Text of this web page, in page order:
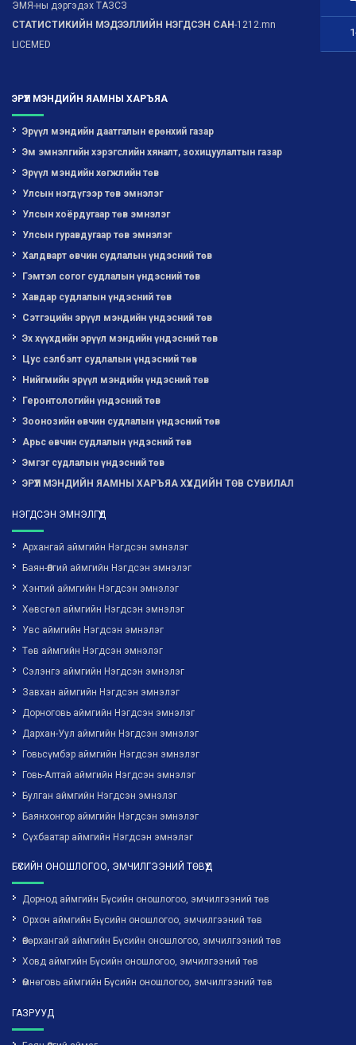
ЭМЯ-ны дэргэдэх ТАЗСЗ
СТАТИСТИКИЙН МЭДЭЭЛЛИЙН НЭГДСЭН САН-1212.mn
LICEMED
ЭРҮҮЛ МЭНДИЙН ЯАМНЫ ХАРЪЯА
Эрүүл мэндийн даатгалын ерөнхий газар
Эм эмнэлгийн хэрэгслийн хяналт, зохицуулалтын газар
Эрүүл мэндийн хөгжлийн төв
Улсын нэгдүгээр төв эмнэлэг
Улсын хоёрдугаар төв эмнэлэг
Улсын гуравдугаар төв эмнэлэг
Халдварт өвчин судлалын үндэсний төв
Гэмтэл согог судлалын үндэсний төв
Хавдар судлалын үндэсний төв
Сэтгэцийн эрүүл мэндийн үндэсний төв
Эх хүүхдийн эрүүл мэндийн үндэсний төв
Цус сэлбэлт судлалын үндэсний төв
Нийгмийн эрүүл мэндийн үндэсний төв
Геронтологийн үндэсний төв
Зоонозийн өвчин судлалын үндэсний төв
Арьс өвчин судлалын үндэсний төв
Эмгэг судлалын үндэсний төв
ЭРҮҮЛ МЭНДИЙН ЯАМНЫ ХАРЪЯА ХҮҮХДИЙН ТӨВ СУВИЛАЛ
НЭГДСЭН ЭМНЭЛГҮҮД
Архангай аймгийн Нэгдсэн эмнэлэг
Баян-Өлгий аймгийн Нэгдсэн эмнэлэг
Хэнтий аймгийн Нэгдсэн эмнэлэг
Хөвсгөл аймгийн Нэгдсэн эмнэлэг
Увс аймгийн Нэгдсэн эмнэлэг
Төв аймгийн Нэгдсэн эмнэлэг
Сэлэнгэ аймгийн Нэгдсэн эмнэлэг
Завхан аймгийн Нэгдсэн эмнэлэг
Дорноговь аймгийн Нэгдсэн эмнэлэг
Дархан-Уул аймгийн Нэгдсэн эмнэлэг
Говьсүмбэр аймгийн Нэгдсэн эмнэлэг
Говь-Алтай аймгийн Нэгдсэн эмнэлэг
Булган аймгийн Нэгдсэн эмнэлэг
Баянхонгор аймгийн Нэгдсэн эмнэлэг
Сүхбаатар аймгийн Нэгдсэн эмнэлэг
БҮСИЙН ОНОШЛОГОО, ЭМЧИЛГЭЭНИЙ ТӨВҮҮД
Дорнод аймгийн Бүсийн оношлогоо, эмчилгээний төв
Орхон аймгийн Бүсийн оношлогоо, эмчилгээний төв
Өвөрхангай аймгийн Бүсийн оношлогоо, эмчилгээний төв
Ховд аймгийн Бүсийн оношлогоо, эмчилгээний төв
Өмнөговь аймгийн Бүсийн оношлогоо, эмчилгээний төв
ГАЗРУУД